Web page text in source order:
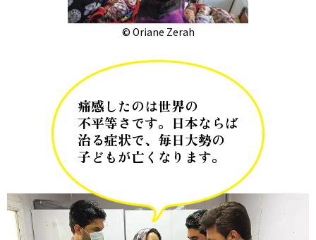
© Oriane Zerah
痛感したのは世界の
不平等さです。日本ならば
治る症状で、毎日大勢の
子どもが亡くなります。